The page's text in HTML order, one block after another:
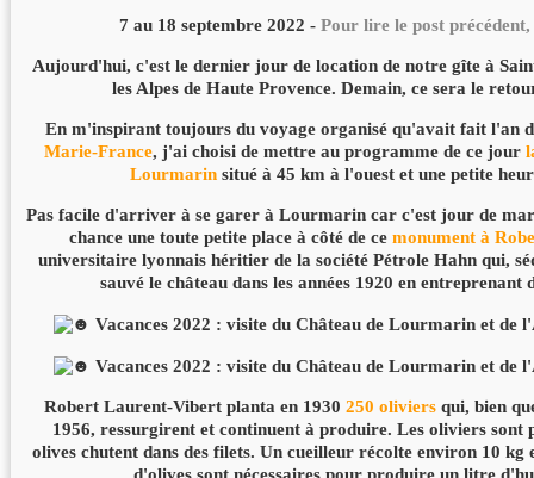
7 au 18 septembre 2022 -Pour lire le post
Aujourd'hui, c'est le dernier jour de location de notre gîte à
les Alpes de Haute Provence. Demain, ce sera le
En m'inspirant toujours du voyage organisé qu'avait fait l'an
Marie-France, j'ai choisi de mettre au programme de ce jour
Lourmarin situé à 45 km à l'ouest et une petite
Pas facile d'arriver à se garer à Lourmarin car c'est jour de
chance une toute petite place à côté de ce monument à
universitaire lyonnais héritier de la société Pétrole Hahn qui,
sauvé le château dans les années 1920 en entreprenant
Robert Laurent-Vibert planta en 1930 250 oliviers qui, bien
1956, ressurgirent et continuent à produire. Les oliviers sont
olives chutent dans des filets. Un cueilleur récolte environ 10 kg